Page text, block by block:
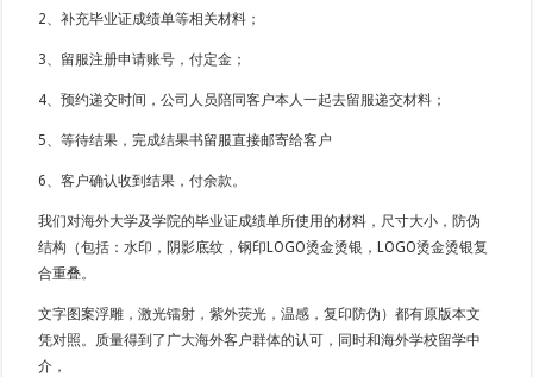
2、补充毕业证成绩单等相关材料；
3、留服注册申请账号，付定金；
4、预约递交时间，公司人员陪同客户本人一起去留服递交材料；
5、等待结果，完成结果书留服直接邮寄给客户
6、客户确认收到结果，付余款。
我们对海外大学及学院的毕业证成绩单所使用的材料，尺寸大小，防伪
结构（包括：水印，阴影底纹，钢印LOGO烫金烫银，LOGO烫金烫银复
合重叠。
文字图案浮雕，激光镭射，紫外荧光，温感，复印防伪）都有原版本文
凭对照。质量得到了广大海外客户群体的认可，同时和海外学校留学中
介，